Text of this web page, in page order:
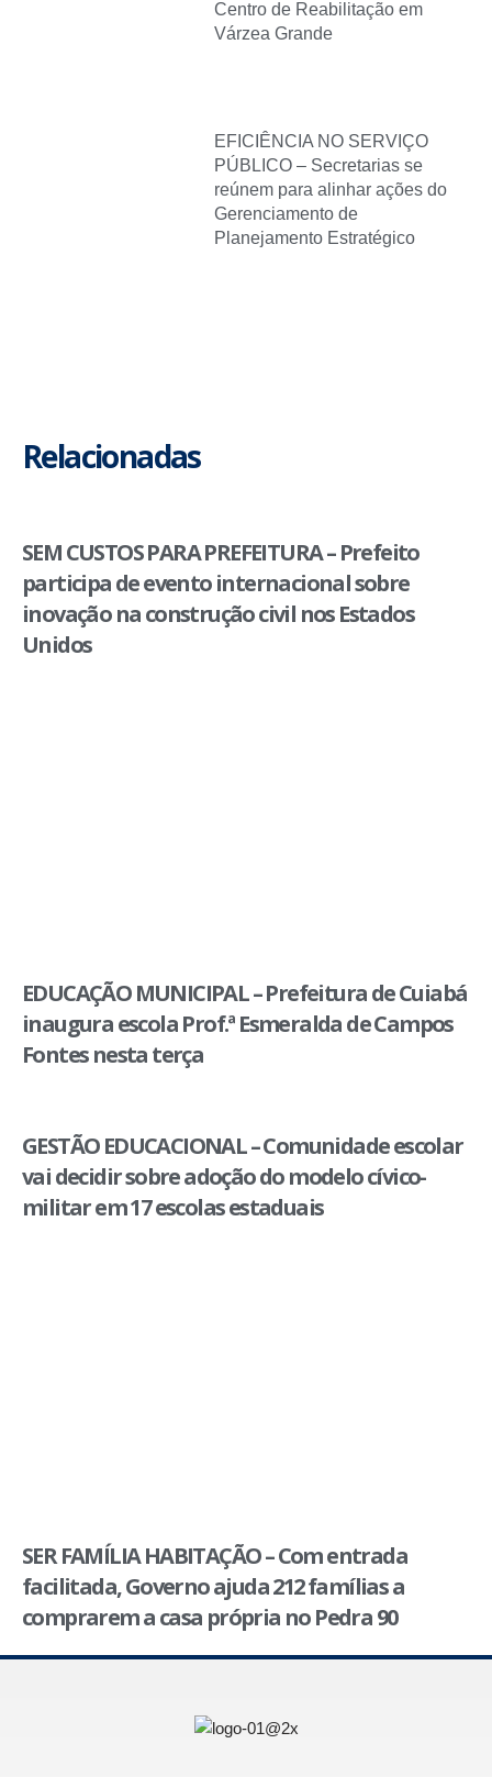
Centro de Reabilitação em
Várzea Grande
EFICIÊNCIA NO SERVIÇO
PÚBLICO – Secretarias se
reúnem para alinhar ações do
Gerenciamento de
Planejamento Estratégico
Relacionadas
SEM CUSTOS PARA PREFEITURA – Prefeito
participa de evento internacional sobre
inovação na construção civil nos Estados
Unidos
EDUCAÇÃO MUNICIPAL – Prefeitura de Cuiabá
inaugura escola Prof.ª Esmeralda de Campos
Fontes nesta terça
GESTÃO EDUCACIONAL – Comunidade escolar
vai decidir sobre adoção do modelo cívico-
militar em 17 escolas estaduais
SER FAMÍLIA HABITAÇÃO – Com entrada
facilitada, Governo ajuda 212 famílias a
comprarem a casa própria no Pedra 90